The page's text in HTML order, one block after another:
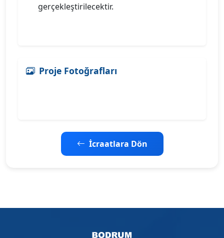
gerçekleştirilecektir.
Proje Fotoğrafları
İcraatlara Dön